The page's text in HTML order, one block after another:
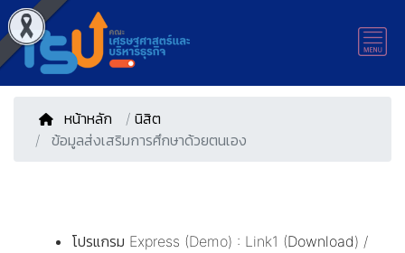
หน้าหลัก / นิสิต
ข้อมูลส่งเสริมการศึกษาด้วยตนเอง
โปรแกรม Express (Demo) : Link1 (Download) /